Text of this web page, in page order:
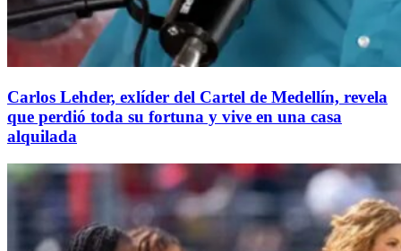
Carlos Lehder, exlíder del Cartel de Medellín, revela
que perdió toda su fortuna y vive en una casa
alquilada